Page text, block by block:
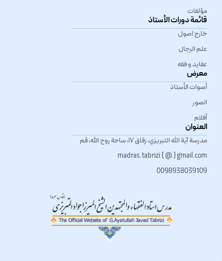
مؤلفات
قائمة دورات الأستاذ
خارج اصول
علم الرجال
عقاید و فقه
معرض
أصوات الأستاذ
الصور
أفلام
العنوان
مدرسة آية الله التبريزي، زقاق ١٧، ساحة روح الله، قم
madras.tabrizi { @ } gmail.com
0098938039109